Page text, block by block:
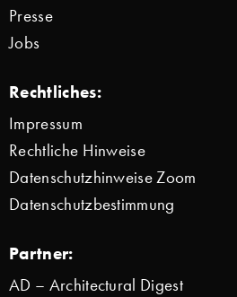
Presse
Jobs
Rechtliches:
Impressum
Rechtliche Hinweise
Datenschutzhinweise Zoom
Datenschutzbestimmung
Partner:
AD – Architectural Digest